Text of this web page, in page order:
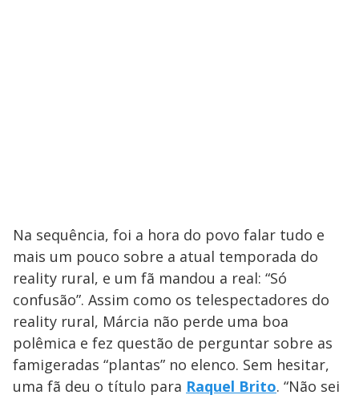
Na sequência, foi a hora do povo falar tudo e
mais um pouco sobre a atual temporada do
reality rural, e um fã mandou a real: “Só
confusão”. Assim como os telespectadores do
reality rural, Márcia não perde uma boa
polêmica e fez questão de perguntar sobre as
famigeradas “plantas” no elenco. Sem hesitar,
uma fã deu o título para Raquel Brito. “Não sei